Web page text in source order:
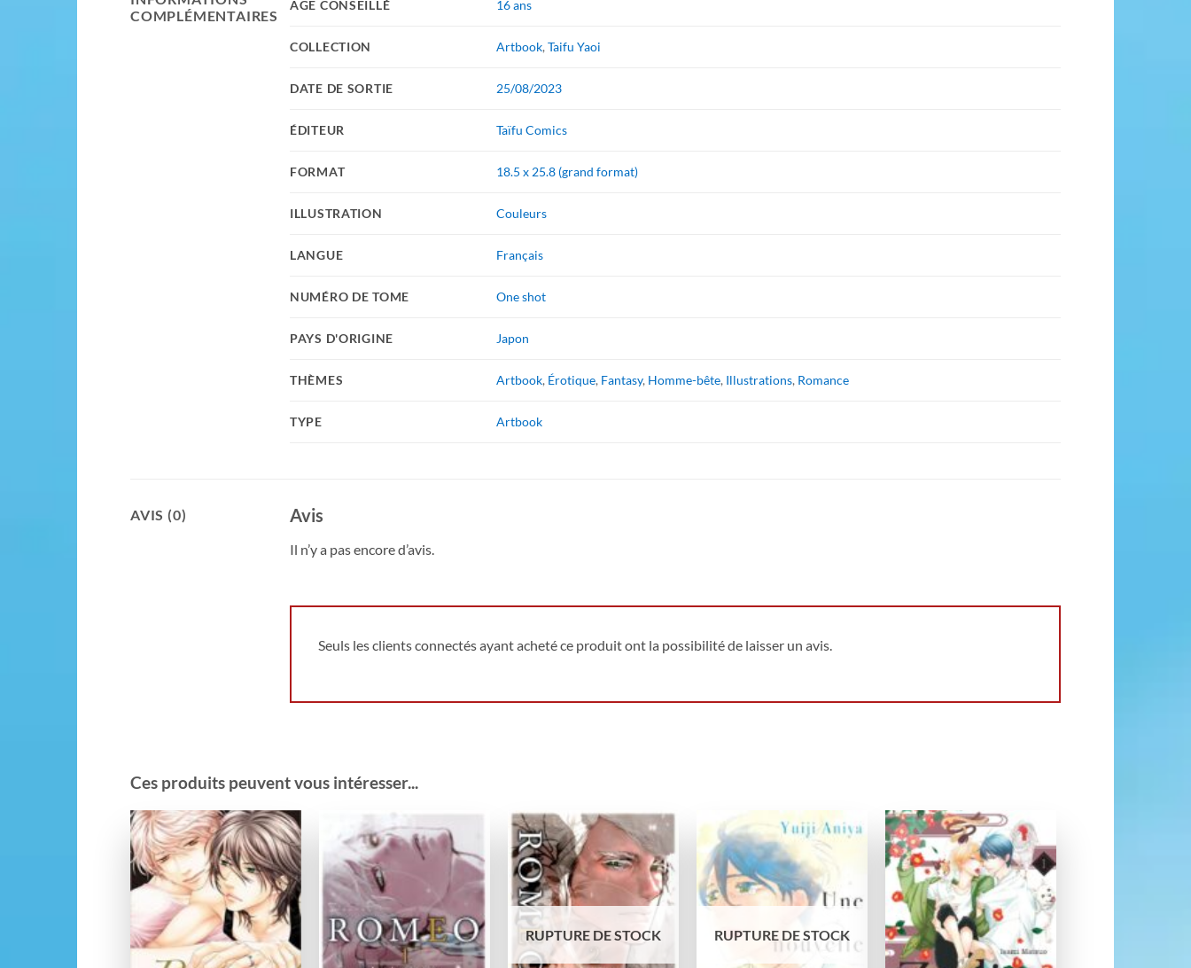
COMPLÉMENTAIRES
AGE CONSEILLÉ 16 ans
COLLECTION Artbook,Taifu Yaoi
DATE DE SORTIE 25/08/2023
ÉDITEUR Taïfu Comics
FORMAT 18.5 x 25.8 (grand format)
ILLUSTRATION Couleurs
LANGUE Français
NUMÉRO DE TOME One shot
PAYS D'ORIGINE Japon
THÈMES Artbook, Érotique, Fantasy, Homme-bête, Illustrations, Romance
TYPE Artbook
AVIS (0) Avis
Il n’y a pas encore d’avis.
Seuls les clients connectés ayant acheté ce produit ont la possibilité de laisser un avis.
Ces produits peuvent vous intéresser...
Ajouter
à la
wishlist
Ajouter
wishlist
Ajouter
à la
wishlist
RUPTURE DE STOCK
wishlist
RUPTURE DE STOCK
Ajouter
à la
wishlist